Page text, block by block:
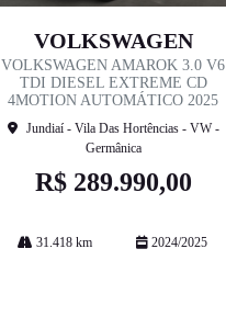
VOLKSWAGEN
VOLKSWAGEN AMAROK 3.0 V6
TDI DIESEL EXTREME CD
4MOTION AUTOMÁTICO 2025
Jundiaí - Vila Das Hortências - VW -
Germânica
R$ 289.990,00
31.418 km 2024/2025